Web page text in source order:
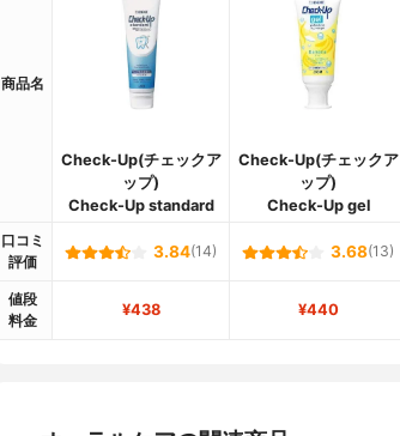
商品名
Check-Up(チェックア
ップ)
Check-Up standard
Check-Up(チェックア
ップ)
Check-Up gel
口コミ
評価
3.84(14) 3.68(13)
値段
料金
¥438 ¥440